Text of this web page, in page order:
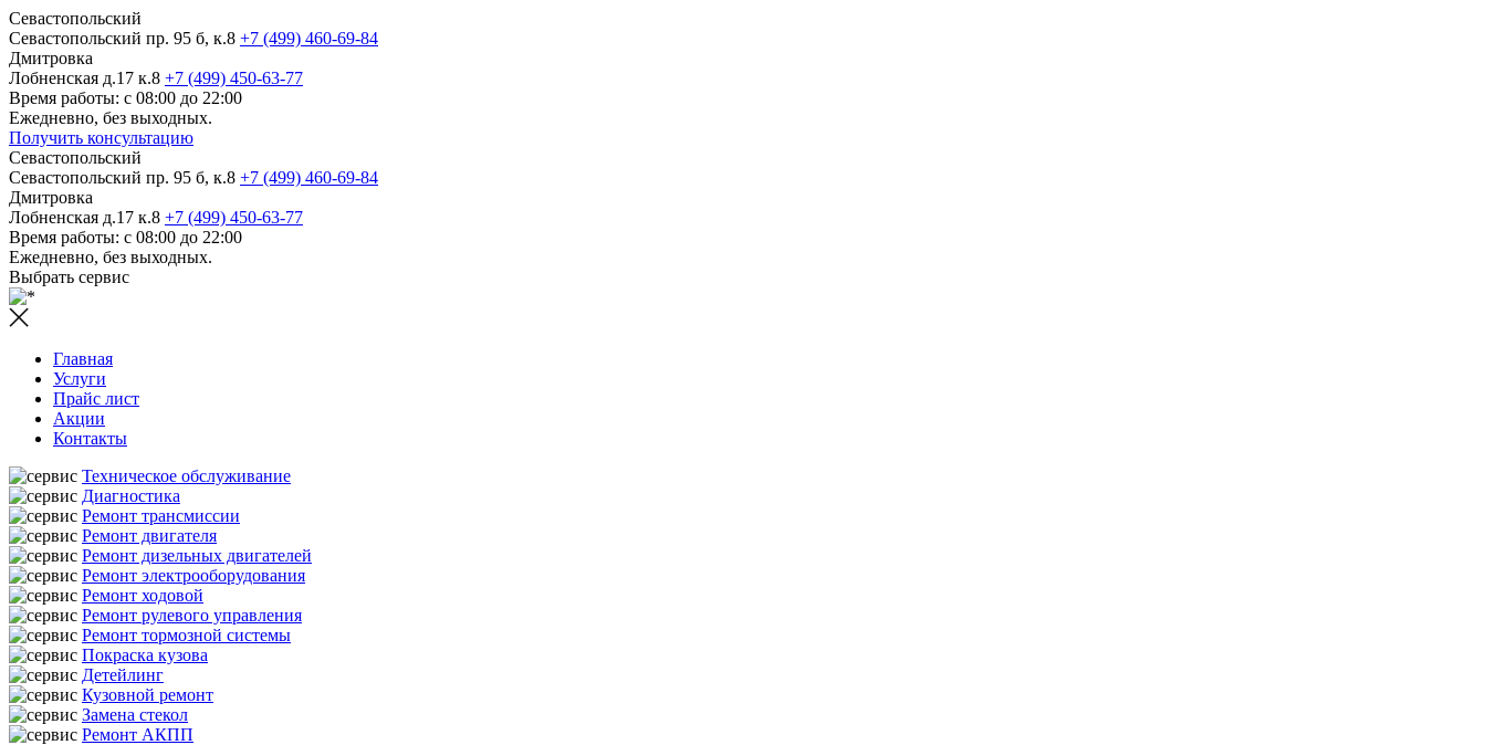
Севастопольский
Севастопольский пр. 95 б, к.8 +7 (499) 460-69-84
Дмитровка
Лобненская д.17 к.8 +7 (499) 450-63-77
Время работы: с 08:00 до 22:00
Ежедневно, без выходных.
Получить консультацию
Севастопольский
Севастопольский пр. 95 б, к.8 +7 (499) 460-69-84
Дмитровка
Лобненская д.17 к.8 +7 (499) 450-63-77
Время работы: с 08:00 до 22:00
Ежедневно, без выходных.
Выбрать сервис
Главная
Услуги
Прайс лист
Акции
Контакты
Техническое обслуживание
Диагностика
Ремонт трансмиссии
Ремонт двигателя
Ремонт дизельных двигателей
Ремонт электрооборудования
Ремонт ходовой
Ремонт рулевого управления
Ремонт тормозной системы
Покраска кузова
Детейлинг
Кузовной ремонт
Замена стекол
Ремонт АКПП